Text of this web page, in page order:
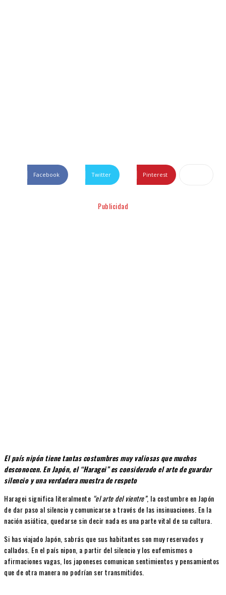
Facebook Twitter Pinterest
Publicidad
El país nipón tiene tantas costumbres muy valiosas que muchos
desconocen. En Japón, el “Haragei” es considerado el arte de guardar
silencio y una verdadera muestra de respeto
Haragei significa literalmente “el arte del vientre”, la costumbre en Japón
de dar paso al silencio y comunicarse a través de las insinuaciones. En la
nación asiática, quedarse sin decir nada es una parte vital de su cultura.
Si has viajado Japón, sabrás que sus habitantes son muy reservados y
callados. En el país nipon, a partir del silencio y los eufemismos o
afirmaciones vagas, los japoneses comunican sentimientos y pensamientos
que de otra manera no podrían ser transmitidos.